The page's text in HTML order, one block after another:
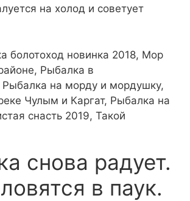
на холод и советует
новинка 2018, Мор
Рыбалка в
на морду и мордушку,
Чулым и Каргат, Рыбалка на
снасть 2019, Такой
снова радует.
в паук.